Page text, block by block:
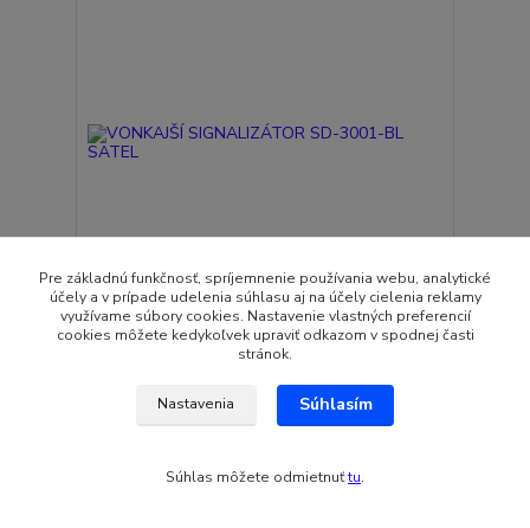
VONKAJŠÍ SIGNALIZÁTOR SD-3001-BL SATEL
Skladom
Pridať do košíka
Pre základnú funkčnosť, spríjemnenie používania webu, analytické
účely a v prípade udelenia súhlasu aj na účely cielenia reklamy
využívame súbory cookies. Nastavenie vlastných preferencií
cookies môžete kedykoľvek upraviť odkazom v spodnej časti
stránok.
Nastavenia Súhlasím
Súhlas môžete odmietnuťtu.